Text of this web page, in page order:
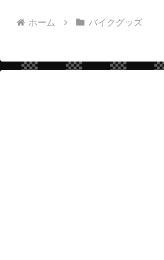
ホーム バイクグッズ